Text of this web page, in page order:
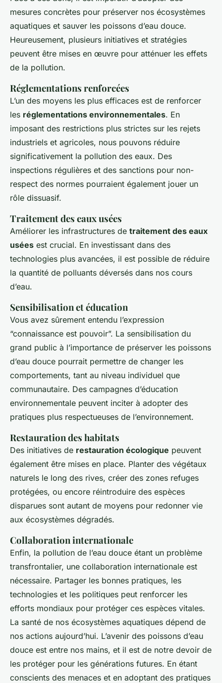
mesures concrètes pour préserver nos écosystèmes
aquatiques et sauver les poissons d’eau douce.
Heureusement, plusieurs initiatives et stratégies
peuvent être mises en œuvre pour atténuer les effets
de la pollution.
Réglementations renforcées
L’un des moyens les plus efficaces est de renforcer
les réglementations environnementales. En
imposant des restrictions plus strictes sur les rejets
industriels et agricoles, nous pouvons réduire
significativement la pollution des eaux. Des
inspections régulières et des sanctions pour non-
respect des normes pourraient également jouer un
rôle dissuasif.
Traitement des eaux usées
Améliorer les infrastructures de traitement des eaux
usées est crucial. En investissant dans des
technologies plus avancées, il est possible de réduire
la quantité de polluants déversés dans nos cours
d’eau.
Sensibilisation et éducation
Vous avez sûrement entendu l’expression
“connaissance est pouvoir”. La sensibilisation du
grand public à l’importance de préserver les poissons
d’eau douce pourrait permettre de changer les
comportements, tant au niveau individuel que
communautaire. Des campagnes d’éducation
environnementale peuvent inciter à adopter des
pratiques plus respectueuses de l’environnement.
Restauration des habitats
Des initiatives de restauration écologique peuvent
également être mises en place. Planter des végétaux
naturels le long des rives, créer des zones refuges
protégées, ou encore réintroduire des espèces
disparues sont autant de moyens pour redonner vie
aux écosystèmes dégradés.
Collaboration internationale
Enfin, la pollution de l’eau douce étant un problème
transfrontalier, une collaboration internationale est
nécessaire. Partager les bonnes pratiques, les
technologies et les politiques peut renforcer les
efforts mondiaux pour protéger ces espèces vitales.
La santé de nos écosystèmes aquatiques dépend de
nos actions aujourd’hui. L’avenir des poissons d’eau
douce est entre nos mains, et il est de notre devoir de
les protéger pour les générations futures. En étant
conscients des menaces et en adoptant des pratiques